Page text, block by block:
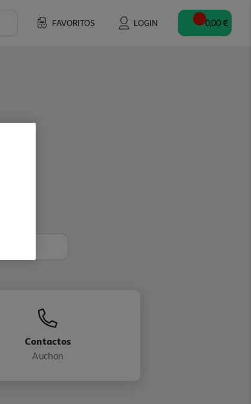
FAVORITOS LOGIN 0,00 €
Contactos
Auchan